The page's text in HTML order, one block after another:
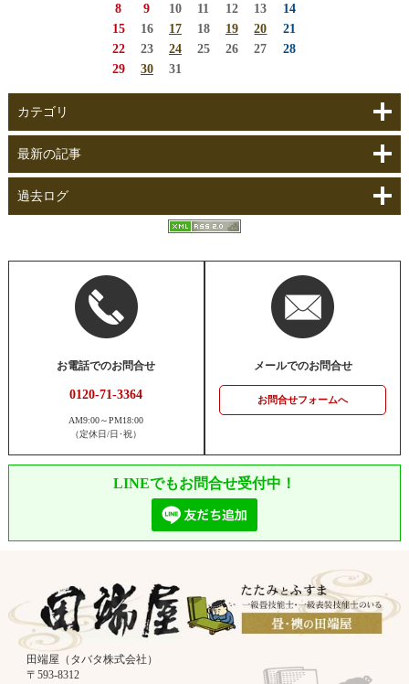
8
9 10 11 12 13
14
15
16 17 18 19 20
21
22
23 24 25 26 27
28
29
30 31
カテゴリ
最新の記事
過去ログ
お電話でのお問合せ
0120-71-3364
AM9:00～PM18:00
（定休日/日･祝）
メールでのお問合せ
お問合せフォームへ
LINEでもお問合せ受付中！
田端屋（タバタ株式会社）
〒593-8312